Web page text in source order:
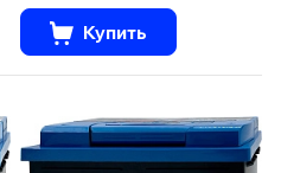
Купить